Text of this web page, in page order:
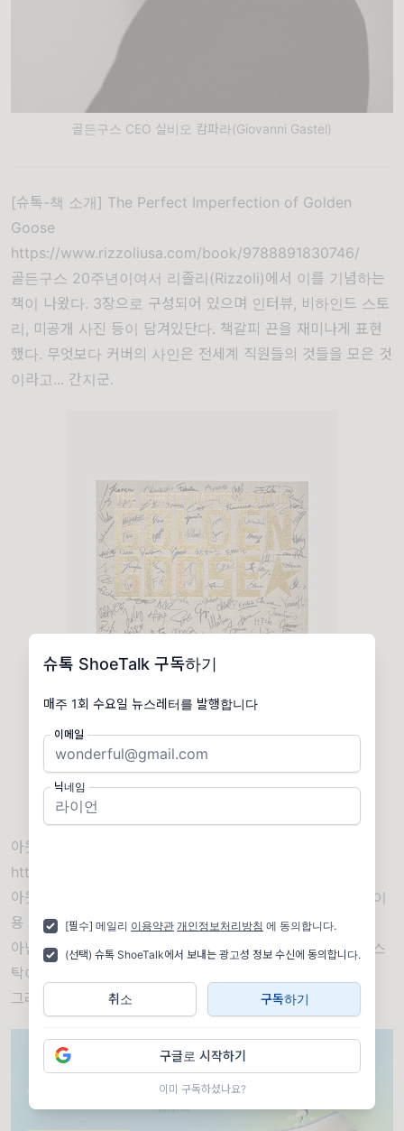
슈톡 ShoeTalk 구독하기
매주 1회 수요일 뉴스레터를 발행합니다
이메일
닉네임
[필수] 메일리 이용약관 개인정보처리방침 에 동의합니다.
(선택) 슈톡 ShoeTalk에서 보내는 광고성 정보 수신에 동의합니다.
구독하기
취소
구글로 시작하기
이미 구독하셨나요?
골든구스 CEO 실비오 캄파라(Giovanni Gastel)
[슈톡-책 소개] The Perfect Imperfection of Golden
Goose
https://www.rizzoliusa.com/book/9788891830746/
골든구스 20주년이여서 리졸리(Rizzoli)에서 이를 기념하는
책이 나왔다. 3장으로 구성되어 있으며 인터뷰, 비하인드 스토
리, 미공개 사진 등이 담겨있단다. 책갈피 끈을 재미나게 표현
했다. 무엇보다 커버의 사인은 전세계 직원들의 것들을 모은 것
이라고... 간지군.
아웃오브스탁, 세탁 서비스
https://www.instagram.com/outofstock_kr/
아웃오브스탁이 스니커즈 세탁 서비스를 시작한다. 서비스 이
용 가격은 27,000원으로 약간 고민되는 가격이지만 기계가
아닌 전문가가 개별로 손세탁을 진행한다고 한다. 아웃오브스
탁이 백화점에 입점해있는만큼 백화점 수수료가 붙은 느낌...
그래도 이런 틈새 서비스는 상당히 좋은 아이디어다.